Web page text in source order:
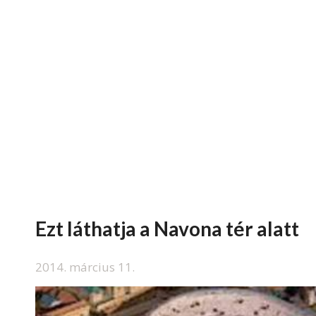
Ezt láthatja a Navona tér alatt
2014. március 11.